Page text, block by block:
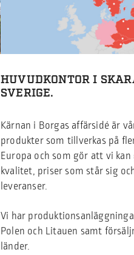
HUVUDKONTOR I
SVERIGE.
Kärnan i Borgas affärsidé är
produkter som tillverkas på
Europa och som gör att vi
kvalitet, priser som står sig
leveranser.
Vi har
Polen och Litauen samt
länder.